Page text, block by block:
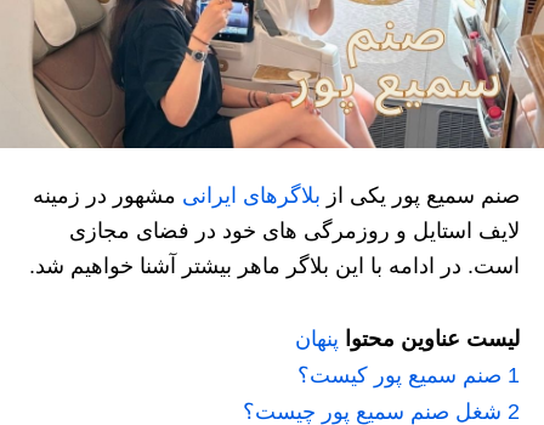
صنم سمیع پور یکی از بلاگرهای ایرانی مشهور در زمینه
لایف استایل و روزمرگی های خود در فضای مجازی
است. در ادامه با این بلاگر ماهر بیشتر آشنا خواهیم شد.
لیست عناوین محتوا پنهان
1 صنم سمیع پور کیست؟
2 شغل صنم سمیع پور چیست؟